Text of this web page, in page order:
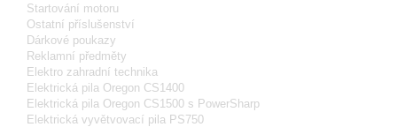
Startování motoru
Ostatní příslušenství
Dárkové poukazy
Reklamní předměty
Elektro zahradní technika
Elektrická pila Oregon CS1400
Elektrická pila Oregon CS1500 s PowerSharp
Elektrická vyvětvovací pila PS750